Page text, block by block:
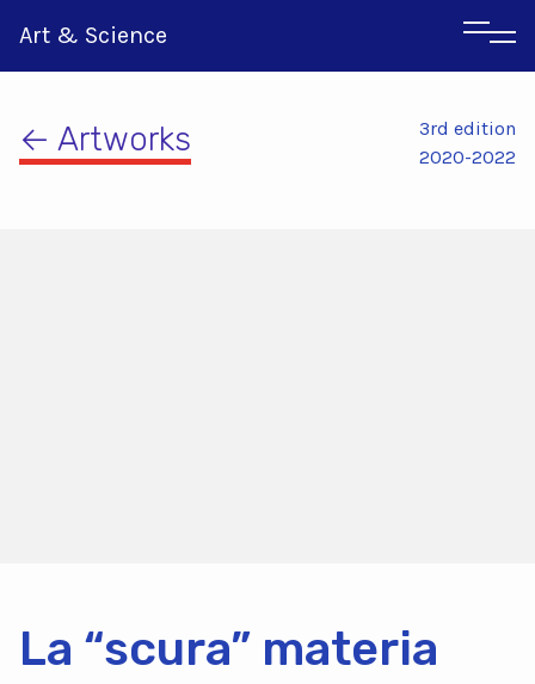
Art & Science
← Artworks
3rd edition
2020-2022
La “scura” materia